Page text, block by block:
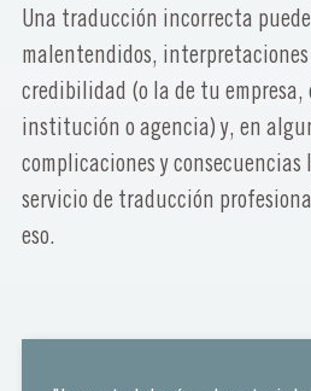
Una traducción incorrecta
malentendidos, interpretaciones
credibilidad (o la de tu empresa,
institución o agencia) y, en
complicaciones y
servicio de traducción
eso.